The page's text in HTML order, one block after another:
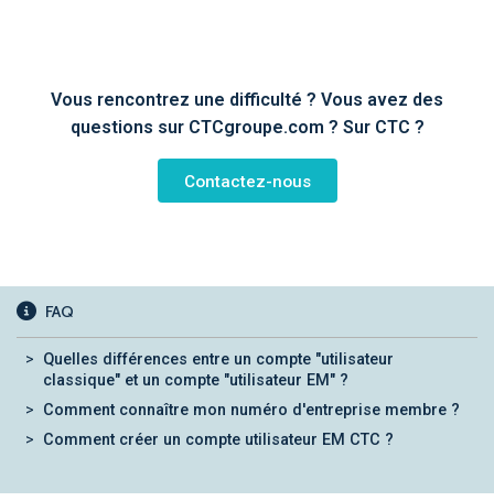
Vous rencontrez une difficulté ? Vous avez des
questions sur CTCgroupe.com ? Sur CTC ?
Contactez-nous
FAQ
Quelles différences entre un compte "utilisateur
classique" et un compte "utilisateur EM" ?
Comment connaître mon numéro d'entreprise membre ?
Comment créer un compte utilisateur EM CTC ?